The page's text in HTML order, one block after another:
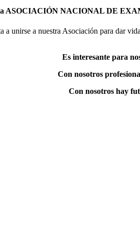
la ASOCIACIÓN NACIONAL DE
unirse a nuestra Asociación para dar
Es interesante para
Con nosotros
Con nosotros hay